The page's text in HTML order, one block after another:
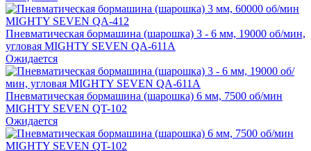
Пневматическая бормашина (шарошка) 3 - 6 мм, 19000 об/мин,
угловая MIGHTY SEVEN QA-611A
Ожидается
Пневматическая бормашина (шарошка) 6 мм, 7500 об/мин
MIGHTY SEVEN QT-102
Ожидается